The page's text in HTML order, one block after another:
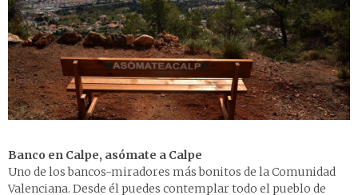
Banco en Calpe, asómate a Calpe
Uno de los bancos-miradores más bonitos de la Comunidad
Valenciana. Desde él puedes contemplar todo el pueblo de